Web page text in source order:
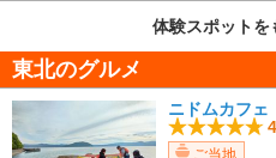
体験スポットを
東北のグルメ
ニドムカフェ
ご当地